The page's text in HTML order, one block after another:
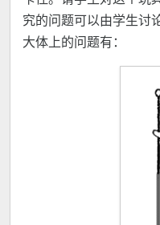
究的问题可以由学生讨
大体上的问题有：